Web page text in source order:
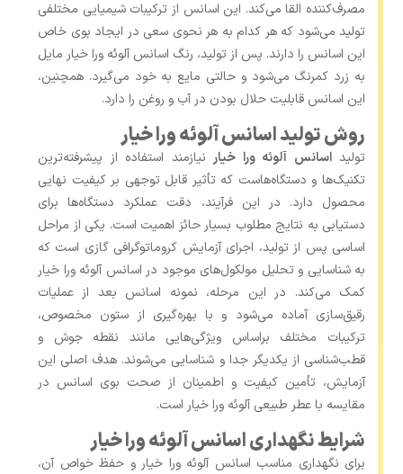
مصرف‌کننده القا می‌کند. این اسانس از ترکیبات شیمیایی مختلفی
تولید می‌شود که هر کدام به هر نحوی سعی در ایجاد بوی خاص
این اسانس را دارند. پس از تولید، رنگ اسانس آلوئه ورا خیار مایل
به زرد کمرنگ می‌شود و حالتی مایع به خود می‌گیرد. همچنین،
این اسانس قابلیت حلال بودن در آب و روغن را دارد.
روش تولید اسانس آلوئه ورا خیار
تولیداسانس آلوئه ورا خیار نیازمند استفاده از پیشرفته‌ترین
تکنیک‌ها و دستگاه‌هاست که تأثیر قابل توجهی بر کیفیت نهایی
محصول دارد. در این فرآیند، دقت عملکرد دستگاه‌ها برای
دستیابی به نتایج مطلوب بسیار حائز اهمیت است. یکی از مراحل
اساسی پس از تولید، اجرای آزمایش کروماتوگرافی گازی است که
به شناسایی و تحلیل مولکول‌های موجود در اسانس آلوئه ورا خیار
کمک می‌کند. در این مرحله، نمونه اسانس بعد از عملیات
رقیق‌سازی آماده می‌شود و با بهره‌گیری از ستون مخصوص،
ترکیبات مختلف براساس ویژگی‌هایی مانند نقطه جوش و
قطب‌شناسی از یکدیگر جدا و شناسایی می‌شوند. هدف اصلی این
آزمایش، تأمین کیفیت و اطمینان از صحت بوی اسانس در
مقایسه با عطر طبیعی آلوئه ورا خیار است.
شرایط نگهداری اسانس آلوئه ورا خیار
برای نگهداری مناسب اسانس آلوئه ‌ورا خیار و حفظ خواص آن،